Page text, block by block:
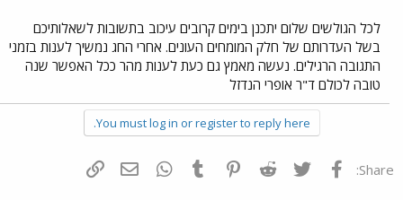
לכל הגולשים שלום יתכנן בימים קרובים עיכוב בתשובות לשאלותיכם
בשל העדרותם של חלק המומחים העונים. אחרי החג נמשיך לענות בזמני
התגובה הרגילים. נעשה מאמץ גם כעת לענות מהר ככל האפשר שנה
טובה לכולם ד"ר אופרי הנדזל
You must log in or register to reply here.
Share: פייסבוק Twitter
Reddit
Pinterest
Tumblr
WhatsAppדואר אלקטרוני